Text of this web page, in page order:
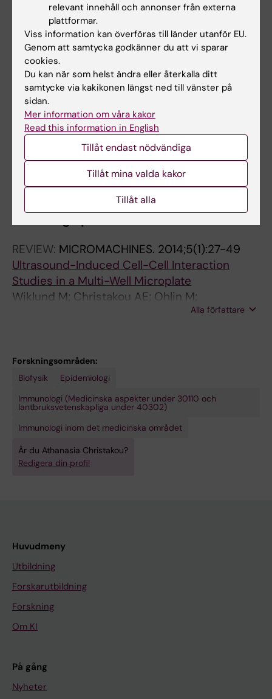
Imaging Immune Surveillance of Individual
Natural Killer Cells Confined in Microwell
Arrays
Guldevall K; Vanherberghen B; Frisk T; Hurtig J;
Christakou AE; Manneberg O; Lindstrom S;
Andersson-Svahn H; Wiklund M; Onfelt B
Alla författare
ARTICLE:
2732
Ultrasound-controlled cell aggregation in a
multi-well chip
Vanherberghen B; Manneberg O; Christakou A;
Frisk T; Ohlin M; Hertz HM; Onfelt B; Wiklund M
REVIEW: MICROMACHINES. 2014;5(1):27-49
Ultrasound-Induced Cell-Cell Interaction
Studies in a Multi-Well Microplate
Wiklund M; Christakou AE; Ohlin M;
Iranmanesh I; Frisk T; Vanherberghen B; Onfelt
Alla författare
Forskningsområden:
Biofysik
Epidemiologi
Immunologi (Medicinska aspekter under 30110 och
lantbruksvetenskapliga under 40302)
Immunologi inom det medicinska området
Är du Athanasia Christakou?
Redigera din profil
Huvudmeny
Utbildning
Forskarutbildning
Forskning
Om KI
På gång
Nyheter
relevant innehåll och annonser från externa
plattformar.
Viss information kan överföras till länder utanför EU.
Genom att samtycka godkänner du att vi sparar
cookies.
Du kan när som helst ändra eller återkalla ditt
samtycke via kakikonen längst ned till vänster på
sidan.
Mer information om våra kakor
Read this information in English
Tillåt endast nödvändiga
Tillåt mina valda kakor
Tillåt alla